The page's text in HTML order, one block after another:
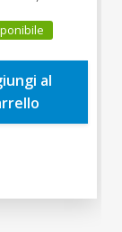
prezzo
originale
era:
22,50€.
è:
al